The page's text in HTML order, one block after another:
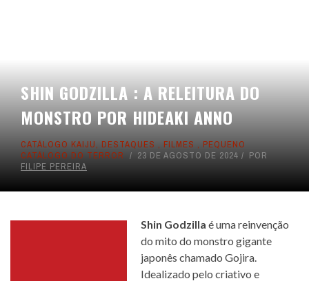
SHIN GODZILLA : A RELEITURA DO
MONSTRO POR HIDEAKI ANNO
CATÁLOGO KAIJU, DESTAQUES , FILMES , PEQUENO
CATÁLOGO DO TERROR
23 DE AGOSTO DE 2024
POR
FILIPE PEREIRA
Shin Godzilla é uma reinvenção
do mito do monstro gigante
japonês chamado Gojira.
Idealizado pelo criativo e